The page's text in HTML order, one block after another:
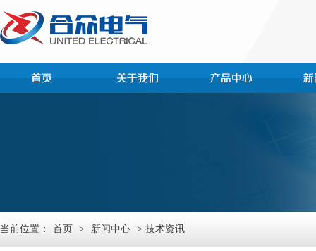
当前位置： 首页 > 新闻中心 > 技术资讯